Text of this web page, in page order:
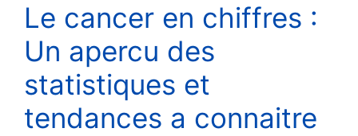
Le cancer en chiffres :
Un apercu des
statistiques et
tendances a connaitre